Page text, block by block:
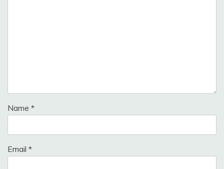
Name *
Email *